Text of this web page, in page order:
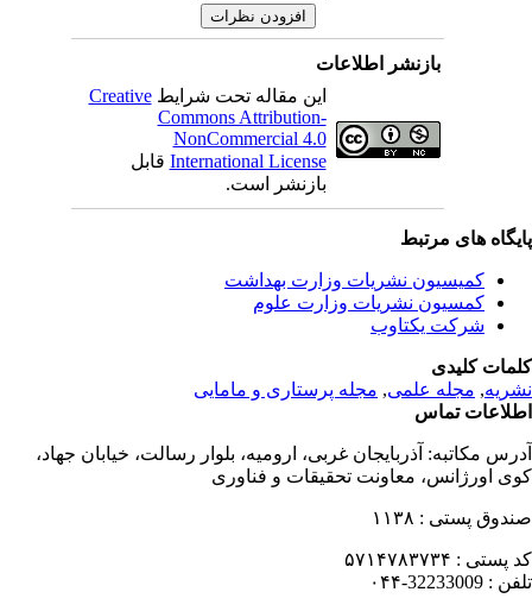
بازنشر اطلاعات
این مقاله تحت شرایطCreative
Commons Attribution-
NonCommercial 4.0
International Licenseقابل
بازنشر است.
های مرتبط
کمیسیون نشریات وزارت بهداشت
کمسیون نشریات وزارت علوم
شرکت یکتاوب
کلیدی
,مجله علمی, مجله پرستاری و مامایی
تماس
مکاتبه:آذربایجان غربی، ارومیه، بلوار رسالت، خیابان جهاد،
اورژانس، معاونت تحقیقات و فناوری
پستی : ۱۱۳۸
پستی : ۵۷۱۴۷۸۳۷۳۴
: 32233009-۰۴۴